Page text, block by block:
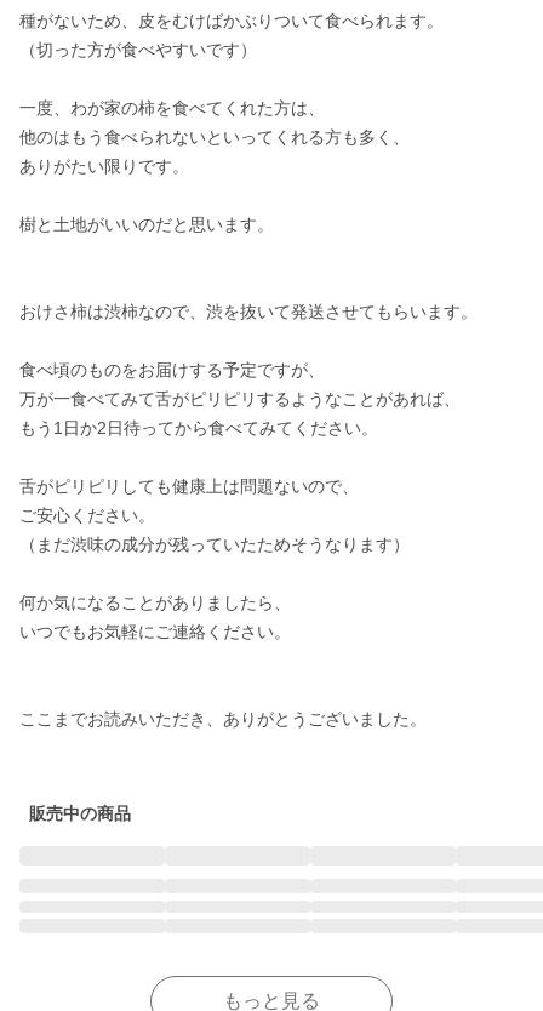
種がないため、皮をむけばかぶりついて食べられます。
（切った方が食べやすいです）
一度、わが家の柿を食べてくれた方は、
他のはもう食べられないといってくれる方も多く、
ありがたい限りです。
樹と土地がいいのだと思います。
おけさ柿は渋柿なので、渋を抜いて発送させてもらいます。
食べ頃のものをお届けする予定ですが、
万が一食べてみて舌がピリピリするようなことがあれば、
もう1日か2日待ってから食べてみてください。
舌がピリピリしても健康上は問題ないので、
ご安心ください。
（まだ渋味の成分が残っていたためそうなります）
何か気になることがありましたら、
いつでもお気軽にご連絡ください。
ここまでお読みいただき、ありがとうございました。
販売中の商品
もっと見る